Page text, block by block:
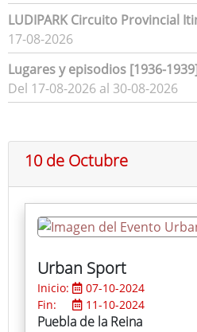
LUDIPARK Circuito Provincial
17-08-2026
Lugares y episodios [1936-
Del 17-08-2026 al 30-08-2026
10 de Octubre
Urban Sport
Inicio:
07-10-2024
Fin:
11-10-2024
Puebla de la Reina